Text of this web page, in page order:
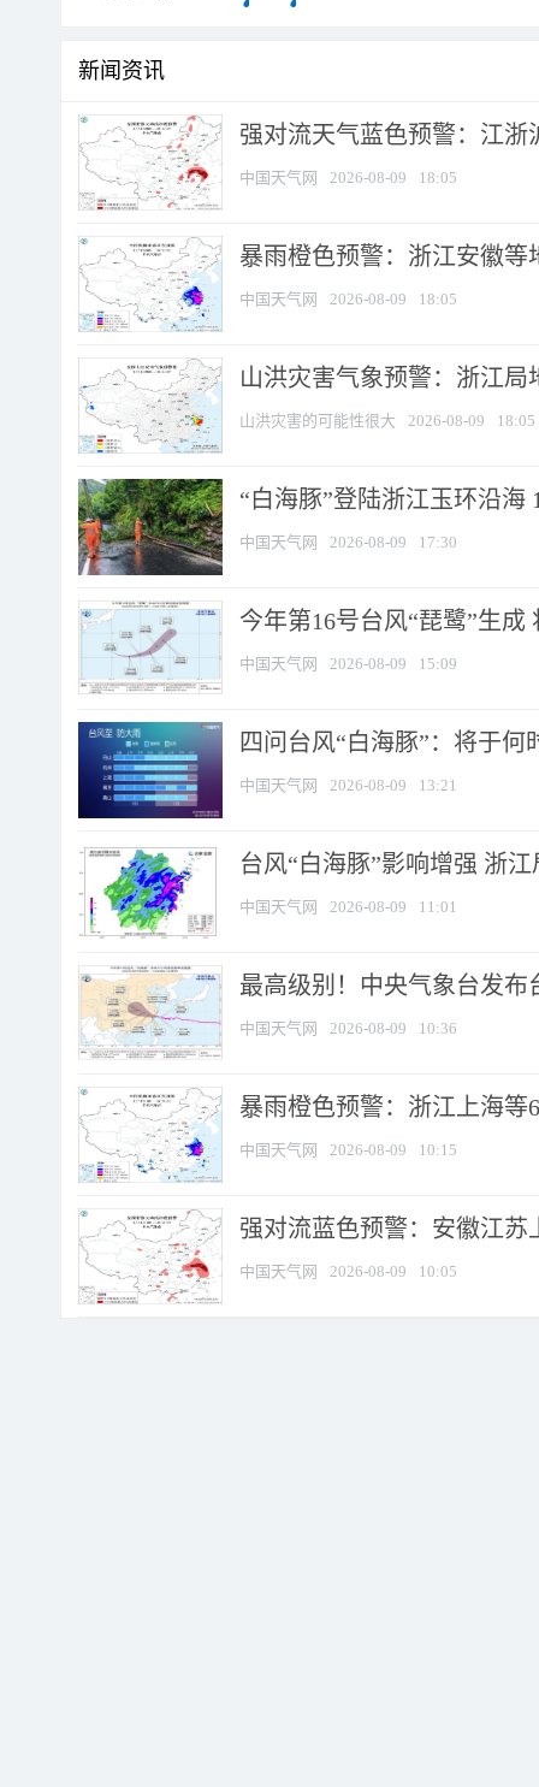
新闻资讯
强对流天气蓝色预警：江浙
中国天气网 2026-08-09 18:05
暴雨橙色预警：浙江安徽等
中国天气网 2026-08-09 18:05
山洪灾害气象预警：浙江
山洪灾害的可能性很大 2026-08-09 18:05
“白海豚”登陆浙江玉环沿海
中国天气网 2026-08-09 17:30
今年第16号台风“琵鹭”生
中国天气网 2026-08-09 15:09
四问台风“白海豚”：将于
中国天气网 2026-08-09 13:21
台风“白海豚”影响增强 浙
中国天气网 2026-08-09 11:01
最高级别！中央气象台发布
中国天气网 2026-08-09 10:36
暴雨橙色预警：浙江上海等
中国天气网 2026-08-09 10:15
强对流蓝色预警：安徽江苏
中国天气网 2026-08-09 10:05